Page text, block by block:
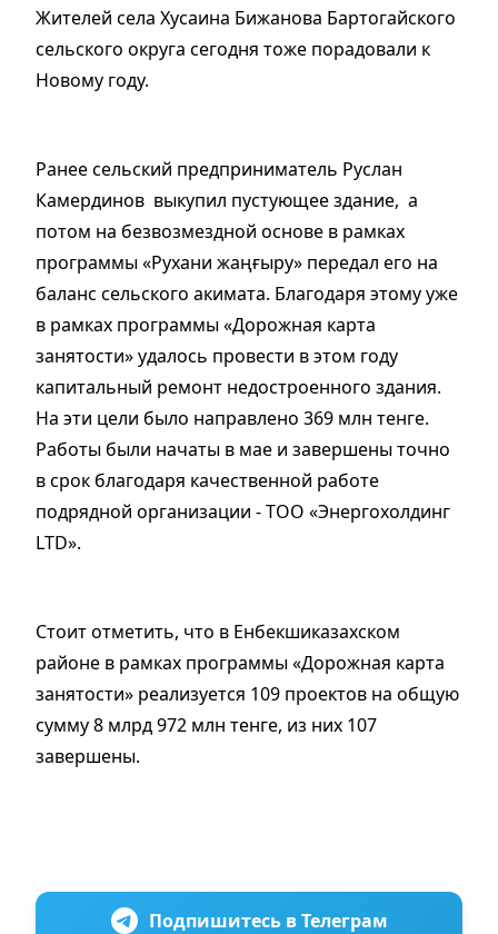
Жителей села Хусаина Бижанова Бартогайского
сельского округа сегодня тоже порадовали к
Новому году.
Ранее сельский предприниматель Руслан
Камердинов выкупил пустующее здание, а
потом на безвозмездной основе в рамках
программы «Рухани жаңғыру» передал его на
баланс сельского акимата. Благодаря этому уже
в рамках программы «Дорожная карта
занятости» удалось провести в этом году
капитальный ремонт недостроенного здания.
На эти цели было направлено 369 млн тенге.
Работы были начаты в мае и завершены точно
в срок благодаря качественной работе
подрядной организации - ТОО «Энергохолдинг
LTD».
Стоит отметить, что в Енбекшиказахском
районе в рамках программы «Дорожная карта
занятости» реализуется 109 проектов на общую
сумму 8 млрд 972 млн тенге, из них 107
завершены.
Подпишитесь в Телеграм